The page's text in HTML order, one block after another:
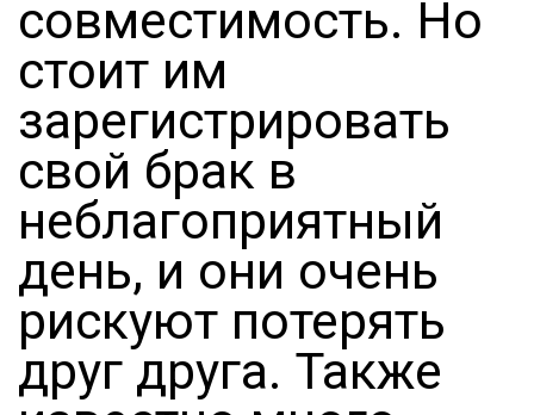
совместимость. Но
стоит им
зарегистрировать
свой брак в
неблагоприятный
день, и они очень
рискуют потерять
друг друга. Также